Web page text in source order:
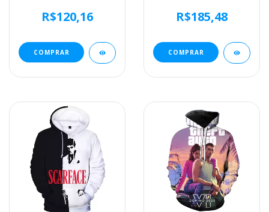
esportivas soltas,
moletom com gola O,
pulôveres masculinos,
moda
R$120,16
COMPRAR
Hoodie, Traje Cosplay,
Streetwear, Unisex,
R$185,48
COMPRAR